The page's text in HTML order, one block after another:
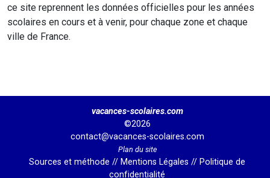
ce site reprennent les données officielles pour les années
scolaires en cours et à venir, pour chaque zone et chaque
ville de France.
vacances-scolaires.com
©2026
contact@vacances-scolaires.com
Plan du site
Sources et méthode // Mentions Légales // Politique de
confidentialité